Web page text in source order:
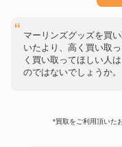
マーリンズグッズを買
いたより、高く買い取
く買い取ってほしい人
のではないでしょうか。
*買取をご利用頂いた